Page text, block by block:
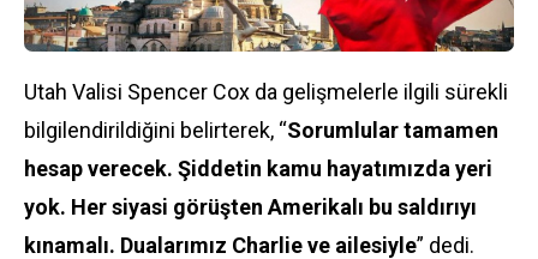
Utah Valisi Spencer Cox da gelişmelerle ilgili sürekli
bilgilendirildiğini belirterek, “Sorumlular tamamen
hesap verecek. Şiddetin kamu hayatımızda yeri
yok. Her siyasi görüşten Amerikalı bu saldırıyı
kınamalı. Dualarımız Charlie ve ailesiyle” dedi.